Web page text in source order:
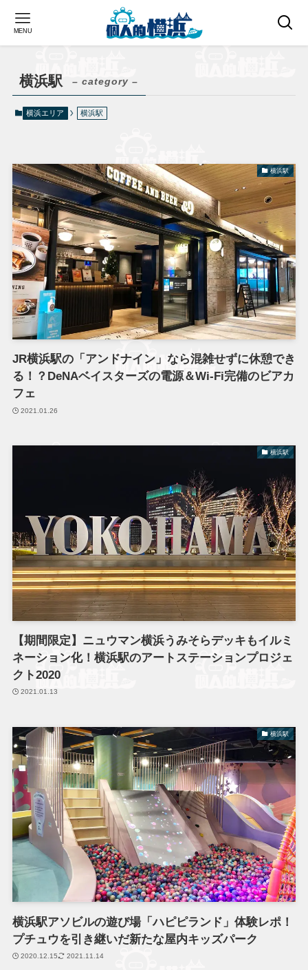
MENU
横浜駅 – category –
横浜エリア 横浜駅
横浜駅
JR横浜駅の「アンドナイン」なら混雑せずに休憩でき
る！？DeNAベイスターズの電源＆Wi-Fi完備のビアカ
フェ
2021.01.26
横浜駅
【期間限定】ニュウマン横浜うみそらデッキもイルミ
ネーション化！横浜駅のアートステーションプロジェ
クト2020
2021.01.13
横浜駅
横浜駅アソビルの遊び場「ハピピランド」体験レポ！
プチュウを引き継いだ新たな屋内キッズパーク
2020.12.15 2021.11.14